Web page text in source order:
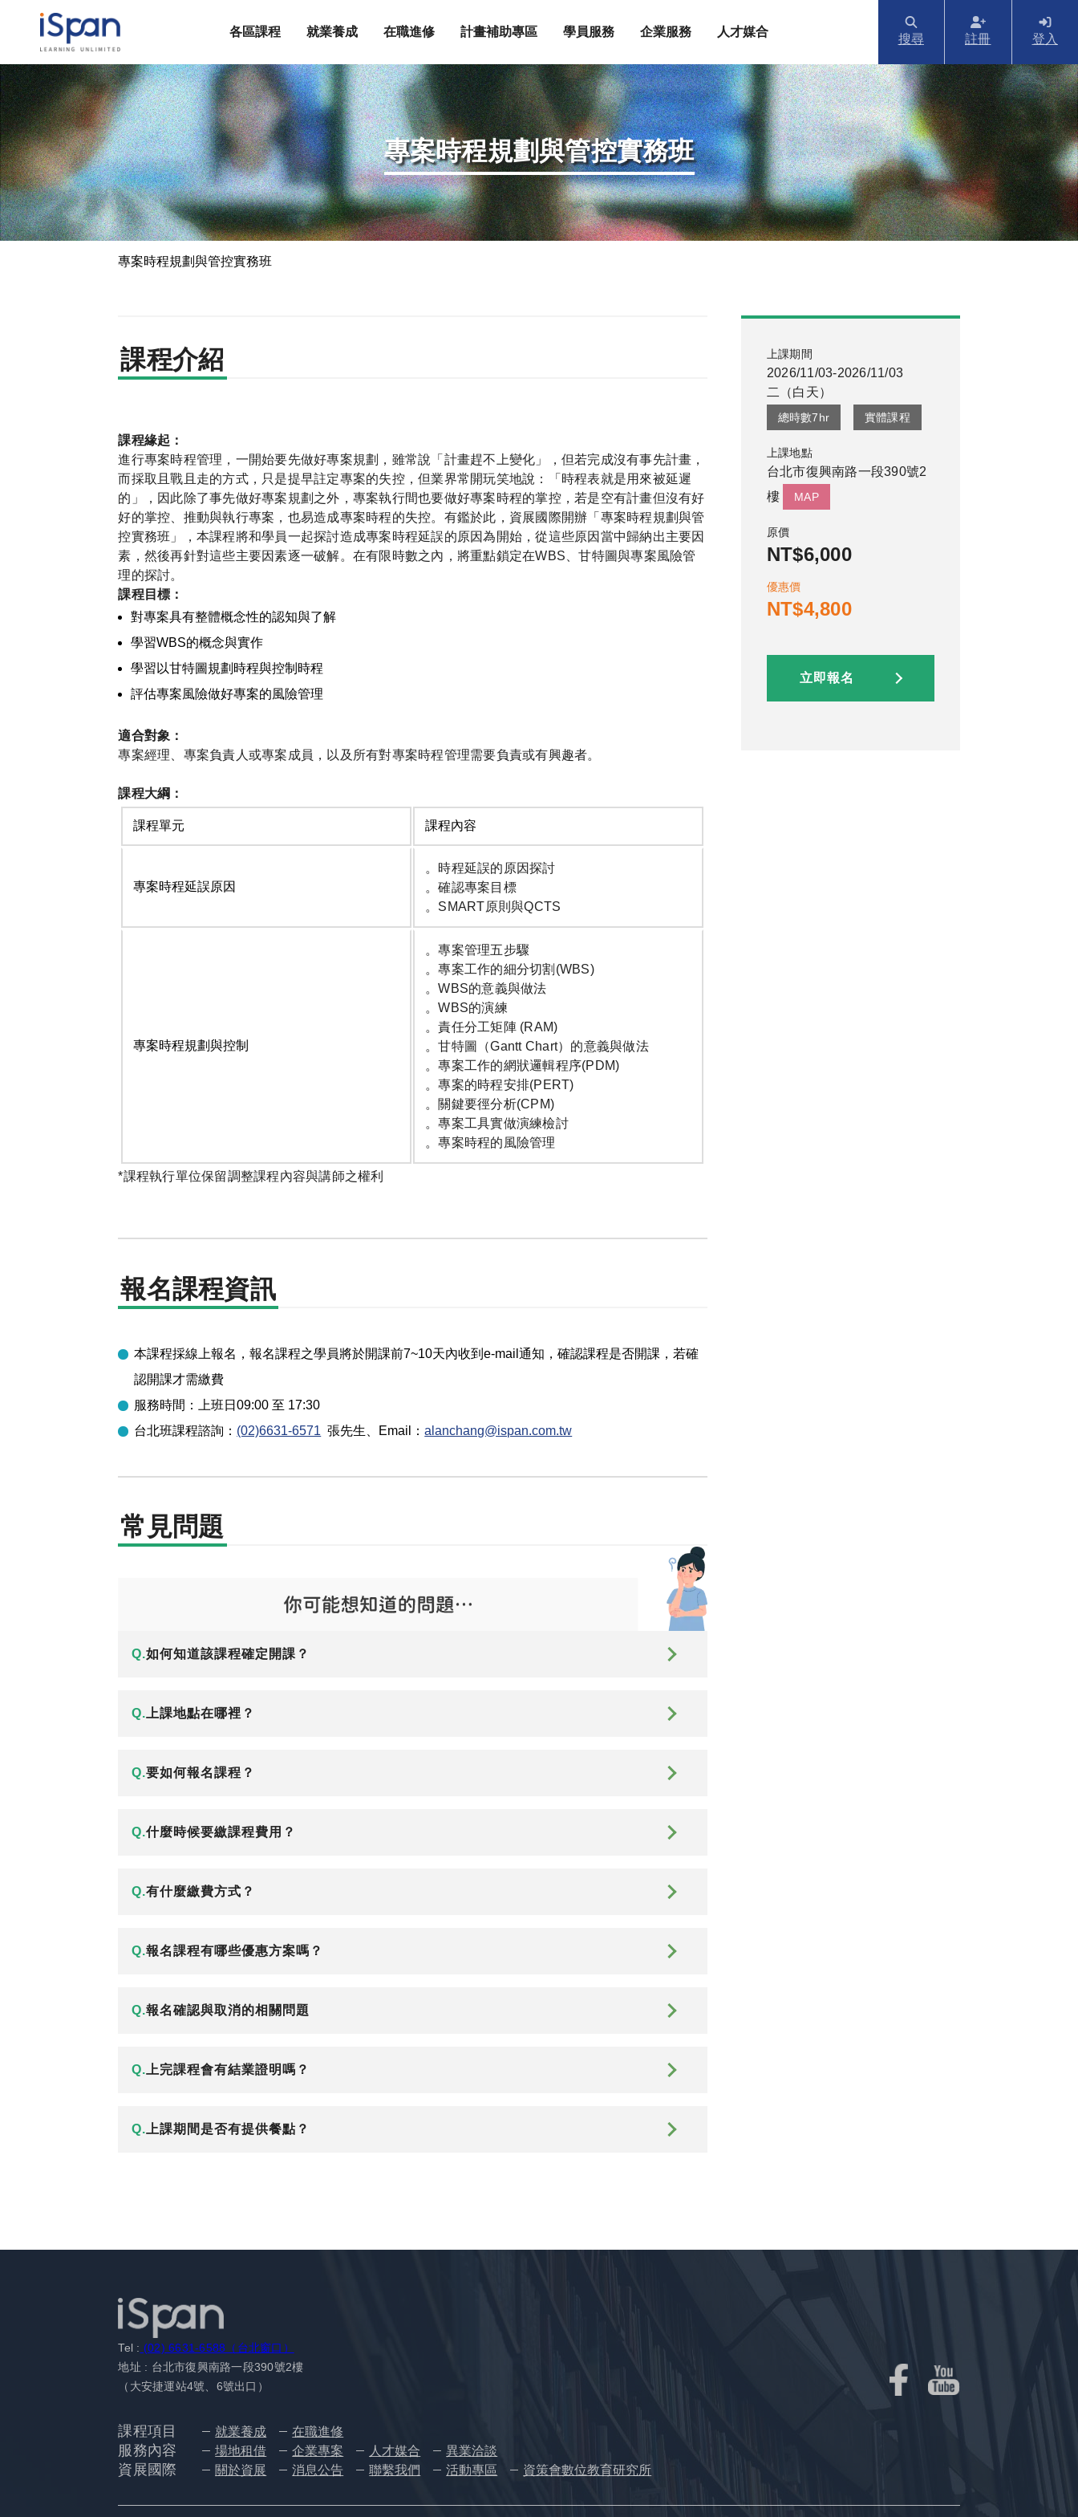
各區課程 就業養成 在職進修 計畫補助專區 學員服務 企業服務 人才媒合
搜尋 註冊 登入
專案時程規劃與管控實務班
專案時程規劃與管控實務班
課程介紹
課程緣起：
進行專案時程管理，一開始要先做好專案規劃，雖常說「計畫趕不上變化」，但若完成沒有事先計畫，
而採取且戰且走的方式，只是提早註定專案的失控，但業界常開玩笑地說：「時程表就是用來被延遲
的」，因此除了事先做好專案規劃之外，專案執行間也要做好專案時程的掌控，若是空有計畫但沒有好
好的掌控、推動與執行專案，也易造成專案時程的失控。有鑑於此，資展國際開辦「專案時程規劃與管
控實務班」，本課程將和學員一起探討造成專案時程延誤的原因為開始，從這些原因當中歸納出主要因
素，然後再針對這些主要因素逐一破解。在有限時數之內，將重點鎖定在WBS、甘特圖與專案風險管
理的探討。
課程目標：
對專案具有整體概念性的認知與了解
學習WBS的概念與實作
學習以甘特圖規劃時程與控制時程
評估專案風險做好專案的風險管理
適合對象：
專案經理、專案負責人或專案成員，以及所有對專案時程管理需要負責或有興趣者。
課程大綱：
課程單元 課程內容
專案時程延誤原因
。時程延誤的原因探討
。確認專案目標
。SMART原則與QCTS
專案時程規劃與控制
。專案管理五步驟
。專案工作的細分切割(WBS)
。WBS的意義與做法
。WBS的演練
。責任分工矩陣 (RAM)
。甘特圖（Gantt Chart）的意義與做法
。專案工作的網狀邏輯程序(PDM)
。專案的時程安排(PERT)
。關鍵要徑分析(CPM)
。專案工具實做演練檢討
。專案時程的風險管理
*課程執行單位保留調整課程內容與講師之權利
報名課程資訊
本課程採線上報名，報名課程之學員將於開課前7~10天內收到e-mail通知，確認課程是否開課，若確
認開課才需繳費
服務時間：上班日09:00 至 17:30
台北班課程諮詢： (02)6631-6571 張先生 、Email：alanchang@ispan.com.tw
常見問題
Q.如何知道該課程確定開課？
Q. 上課地點在哪裡？
Q.要如何報名課程？
Q.什麼時候要繳課程費用？
Q.有什麼繳費方式？
Q.報名課程有哪些優惠方案嗎？
Q.報名確認與取消的相關問題
Q. 上完課程會有結業證明嗎？
Q. 上課期間是否有提供餐點？
上課期間
2026/11/03-2026/11/03
二
（白天）
總時數7hr 實體課程
上課地點
台北市復興南路一段390號2
樓
MAP
原價
NT$6,000
優惠價
NT$4,800
立即報名
Tel : (02) 6631-6588（台北窗口）
地址 : 台北市復興南路一段390號2樓
（大安捷運站4號、6號出口）
課程項目 就業養成 在職進修
服務內容 場地租借 企業專案 人才媒合 異業洽談
資展國際 關於資展 消息公告 聯繫我們 活動專區 資策會數位教育研究所